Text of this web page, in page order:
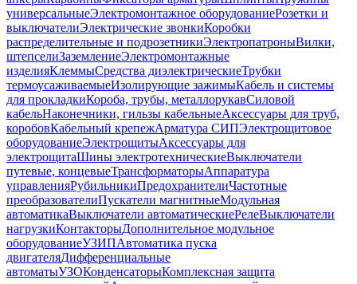
универсальныеЭлектромонтажное оборудованиеРозетки и
выключателиЭлектрические звонкиКоробки
распределительные и подрозетникиЭлектропатроныВилки,
штепселиЗаземлениеЭлектромонтажные
изделияКлеммыСредства диэлектрическиеТрубки
термоусаживаемыеИзолирующие зажимыКабель и системы
для прокладкиКороба, трубы, металлорукавСиловой
кабельНаконечники, гильзы кабельныеАксессуары для труб,
коробовКабельный крепежАрматура СИПЭлектрощитовое
оборудованиеЭлектрощитыАксессуары для
электрощитаШины электротехническиеВыключатели
путевые, концевыеТрансформаторыАппаратура
управленияРубильникиПредохранителиЧастотные
преобразователиПускатели магнитныеМодульная
автоматикаВыключатели автоматическиеРелеВыключатели
нагрузкиКонтакторыДополнительное модульное
оборудованиеУЗИПАвтоматика пуска
двигателяДифференциальные
автоматыУЗОКонденсаторыКомплексная защита